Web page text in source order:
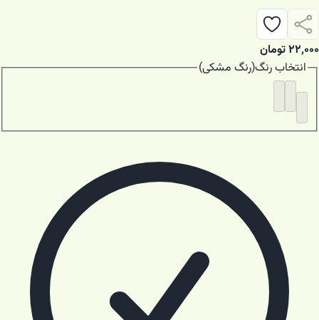
۲۲٬۰۰۰تومان
انتخابرنگ(رنگ مشکی)